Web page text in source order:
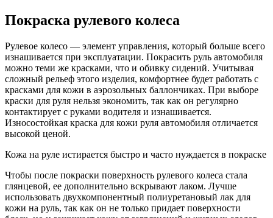
Покраска рулевого колеса
Рулевое колесо — элемент управления, который больше всего
изнашивается при эксплуатации. Покрасить руль автомобиля
можно теми же красками, что и обивку сидений. Учитывая
сложный рельеф этого изделия, комфортнее будет работать с
красками для кожи в аэрозольных баллончиках. При выборе
краски для руля нельзя экономить, так как он регулярно
контактирует с руками водителя и изнашивается.
Износостойкая краска для кожи руля автомобиля отличается
высокой ценой.
Кожа на руле истирается быстро и часто нуждается в покраске
Чтобы после покраски поверхность рулевого колеса стала
глянцевой, ее дополнительно вскрывают лаком. Лучше
использовать двухкомпонентный полиуретановый лак для
кожи на руль, так как он не только придает поверхности